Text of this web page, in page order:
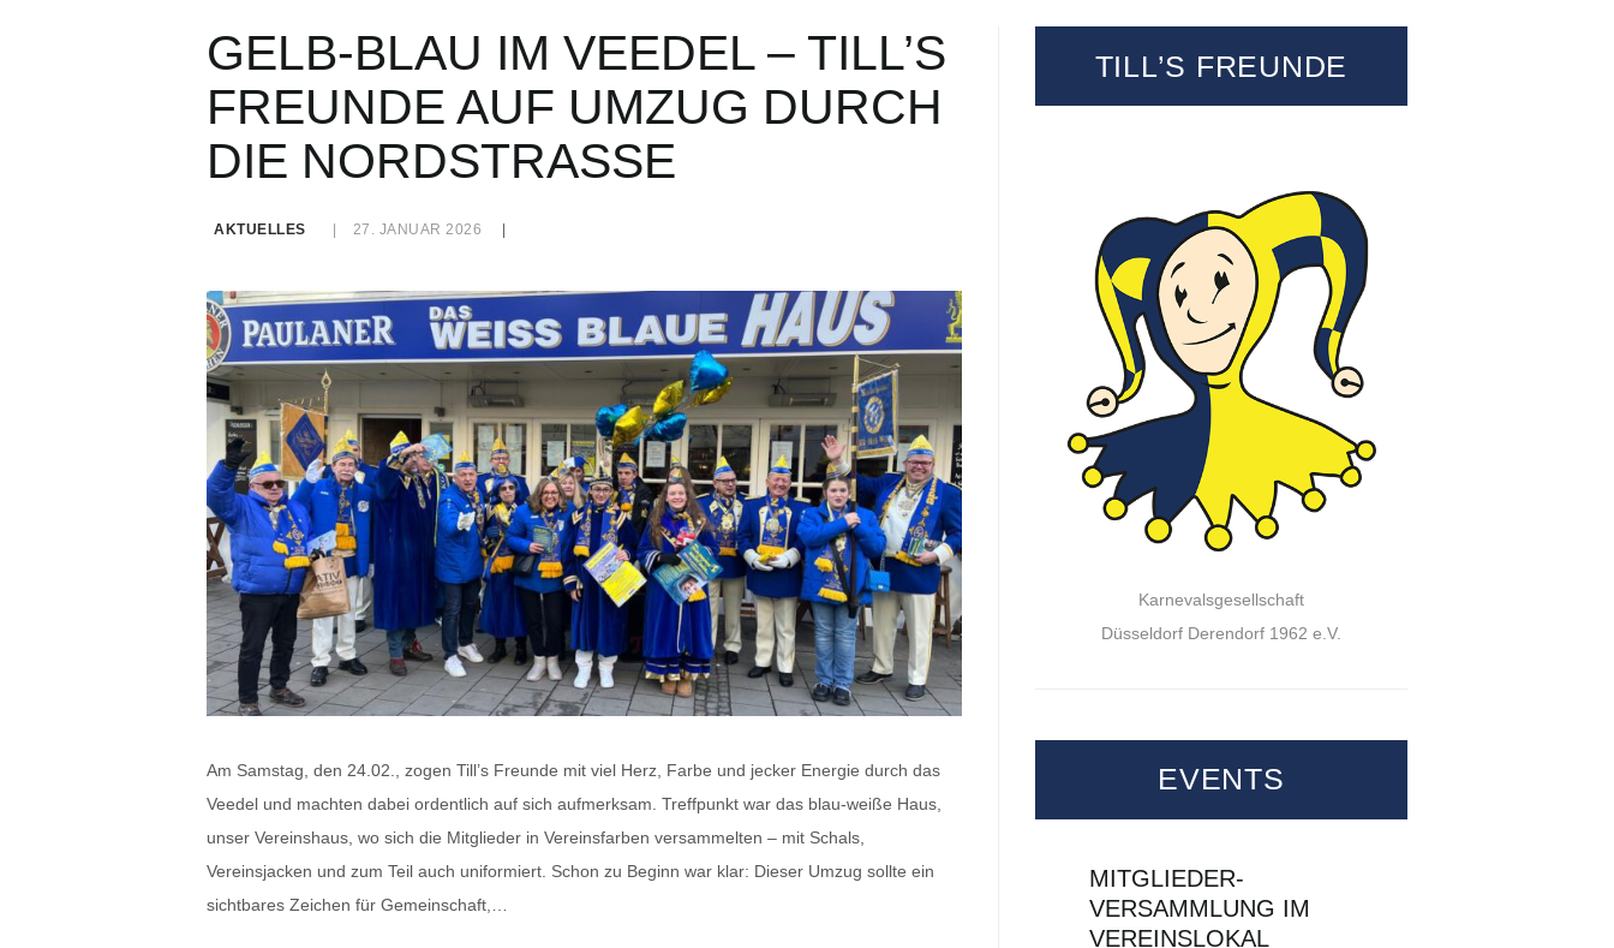
GELB-BLAU IM VEEDEL – TILL’S
FREUNDE AUF UMZUG DURCH
DIE NORDSTRASSE
AKTUELLES 27. JANUAR 2026
Am Samstag, den 24.02., zogen Till’s Freunde mit viel Herz, Farbe und jecker Energie durch das
Veedel und machten dabei ordentlich auf sich aufmerksam. Treffpunkt war das blau-weiße Haus,
unser Vereinshaus, wo sich die Mitglieder in Vereinsfarben versammelten – mit Schals,
Vereinsjacken und zum Teil auch uniformiert. Schon zu Beginn war klar: Dieser Umzug sollte ein
sichtbares Zeichen für Gemeinschaft,…
TILL’S FREUNDE
Karnevalsgesellschaft
Düsseldorf Derendorf 1962 e.V.
EVENTS
MITGLIEDER-
VERSAMMLUNG IM
VEREINSLOKAL